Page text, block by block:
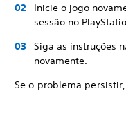
Inicie o jogo
sessão no
Siga as instruções
novamente.
Se o problema